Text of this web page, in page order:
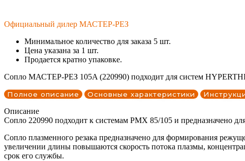
Официальный дилер МАСТЕР-РЕЗ
Минимальное количество для заказа 5 шт.
Цена указана за 1 шт.
Продается кратно упаковке.
Сопло МАСТЕР-РЕЗ 105A (220990) подходит для систем
Полное описание Основные характеристики
Описание
Сопло 220990 подходит к системам PMX 85/105 и предназначено
Сопло плазменного резака предназначено для формирования
увеличении длины повышаются скорость потока плазмы,
срок его службы.